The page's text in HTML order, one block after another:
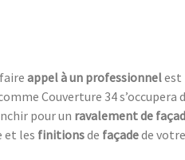
appel à un professionnelest
Couverture 34 s’occupera
pour un ravalement de
et les finitionsde façadede